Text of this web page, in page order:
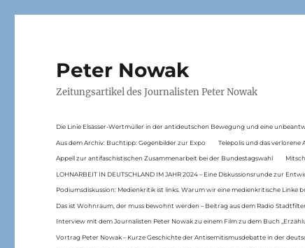
Peter Nowak
Zeitungsartikel des Journalisten Peter Nowak
Die Linie Elsässer-Wertmüller in der antideutschen Bewegung und eine
Aus dem Archiv: Buchtipp: Gegenbilder zur Expo Telepolis und das verlorene
Appell zur antifaschistischen Zusammenarbeit bei der Bundestagswahl
LOHNARBEIT IN DEUTSCHLAND IM JAHR 2024 – Eine Diskussionsrunde zur
Podiumsdiskussion: Medienkritik ist links. Warum wir eine medienkritische Linke
Das ist Wohnraum, der muss bewohnt werden – Beitrag aus dem Radio
Interview mit dem Journalisten Peter Nowak zu einem Film zu dem Buch
Vortrag Peter Nowak – Kurze Geschichte der Antisemitismusdebatte in der